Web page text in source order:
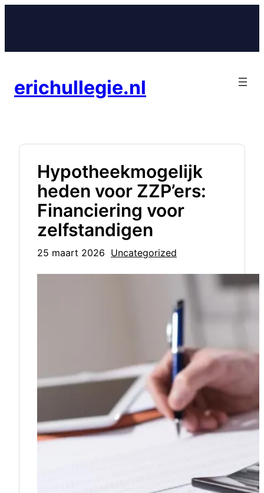
inhoud
erichullegie.nl
Hypotheekmogelijk
heden voor ZZP’ers:
Financiering voor
zelfstandigen
25 maart 2026 Uncategorized